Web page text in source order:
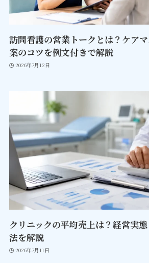
訪問看護の営業トークとは？ケア
案のコツを例文付きで解説
2026年7月12日
クリニックの平均売上は？経営実
法を解説
2026年7月11日